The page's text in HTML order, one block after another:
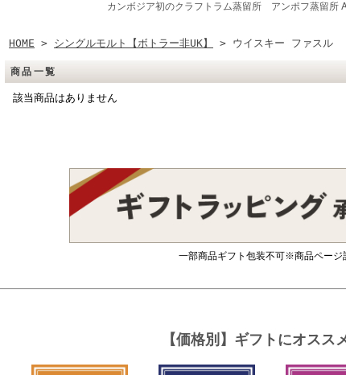
HOME > シングルモルト【ボトラー非UK】 > ウイスキー ファスル
商品一覧
該当商品はありません
一部商品ギフト包装不可※商品ページ